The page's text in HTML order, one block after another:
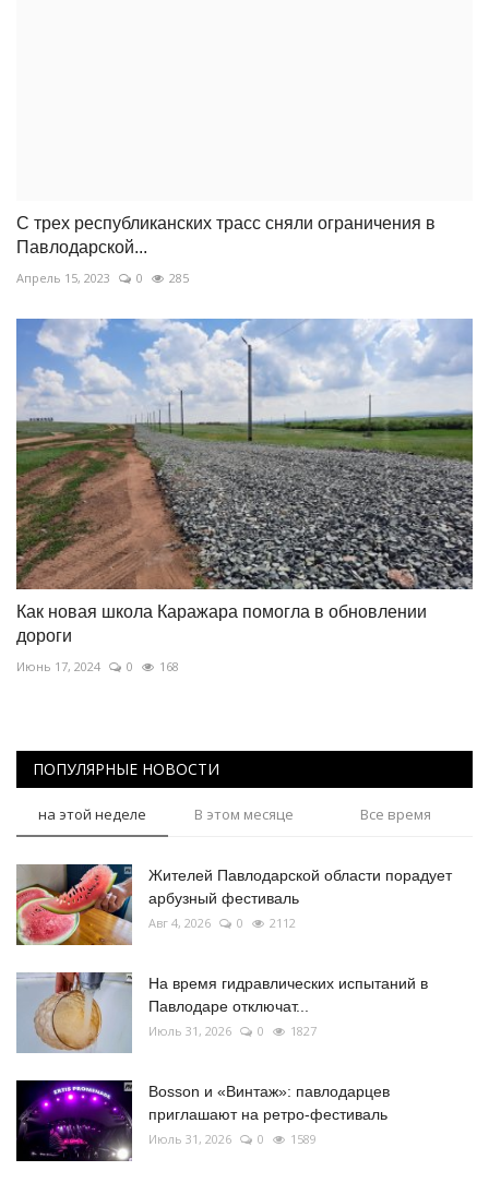
С трех республиканских трасс сняли ограничения в
Павлодарской...
Апрель 15, 2023 0 285
Как новая школа Каражара помогла в обновлении
дороги
Июнь 17, 2024 0 168
ПОПУЛЯРНЫЕ НОВОСТИ
на этой неделе В этом месяце Все время
Жителей Павлодарской области порадует
арбузный фестиваль
Авг 4, 2026 0 2112
На время гидравлических испытаний в
Павлодаре отключат...
Июль 31, 2026 0 1827
Bosson и «Винтаж»: павлодарцев
приглашают на ретро-фестиваль
Июль 31, 2026 0 1589